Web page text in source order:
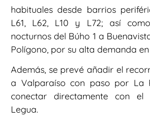
habituales desde barrios
L61, L62, L10 y L72; así
nocturnos del Búho 1 a
Polígono, por su alta demanda
Además, se prevé añadir el
a Valparaíso con paso por La
conectar directamente con
Legua.